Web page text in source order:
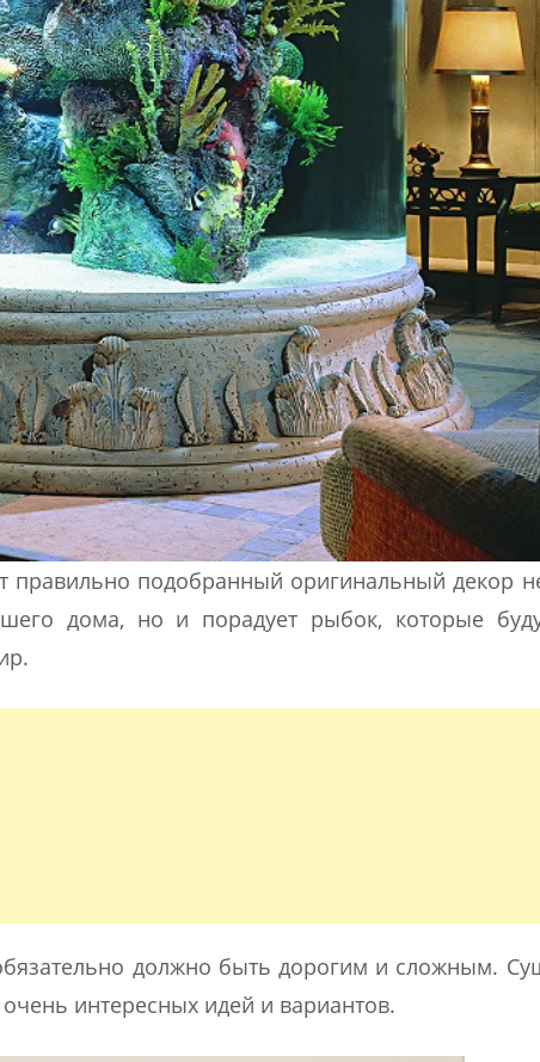
правильно подобранный оригинальный декор
дома, но и порадует рыбок, которые
должно быть дорогим и сложным.
интересных идей и вариантов.